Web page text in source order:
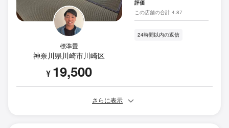
標準畳
神奈川県川崎市川崎区
¥ 19,500
評価
この店舗の合計 4.87
24時間以内の返信
さらに表示